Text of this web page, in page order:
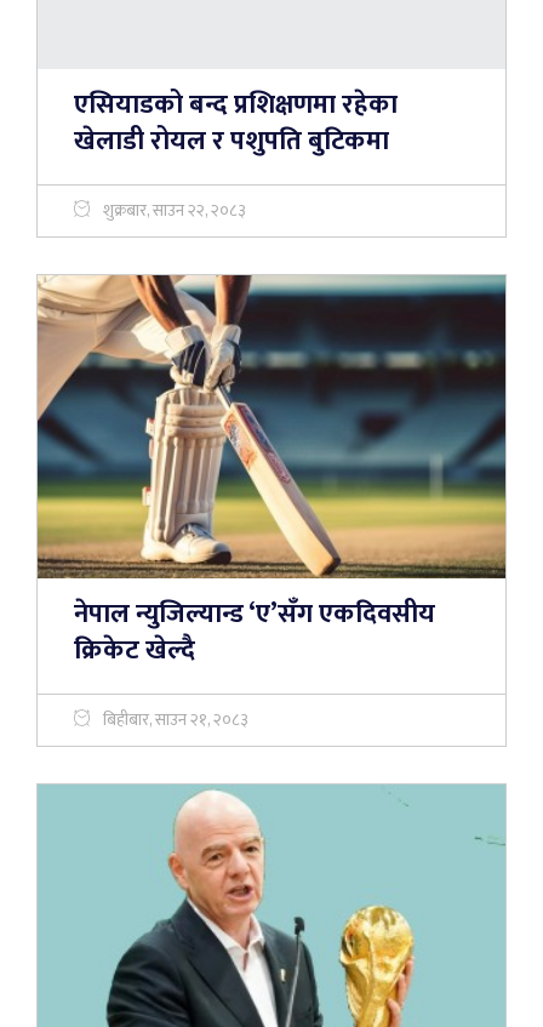
एसियाडको बन्द प्रशिक्षणमा रहेका
खेलाडी रोयल र पशुपति बुटिकमा
शुक्रबार, साउन २२, २०८३
नेपाल न्युजिल्यान्ड ‘ए’सँग एकदिवसीय
क्रिकेट खेल्दै
बिहीबार, साउन २१, २०८३